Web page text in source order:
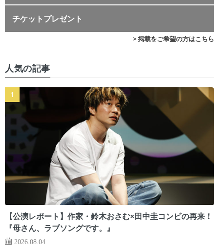
チケットプレゼント
> 掲載をご希望の方はこちら
人気の記事
【公演レポート】作家・鈴木おさむ×田中圭コンビの再来！
『母さん、ラブソングです。』
2026.08.04